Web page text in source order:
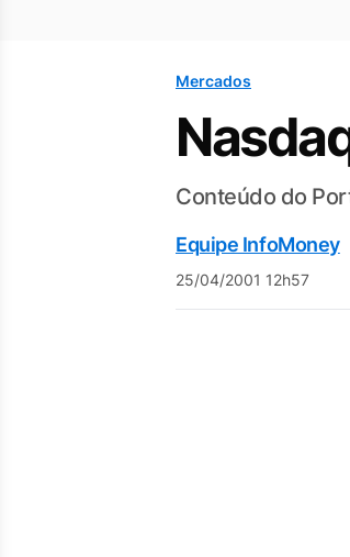
Mercados
Conteúdo do
Equipe InfoMoney
25/04/2001 12h57